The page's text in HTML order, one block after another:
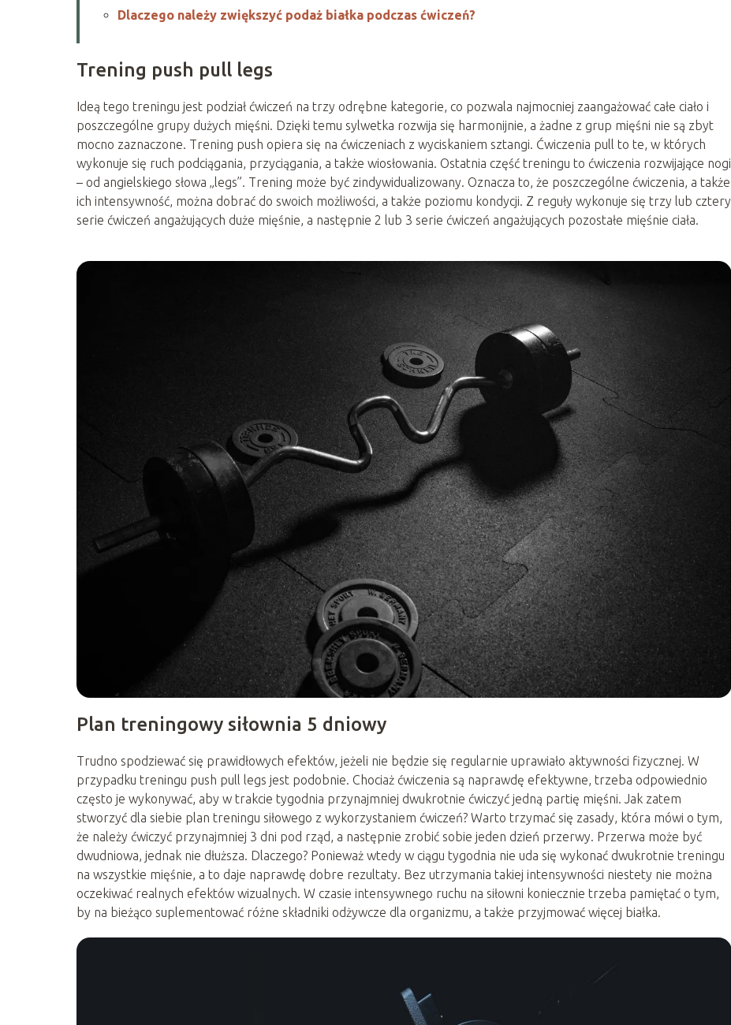
Dlaczego należy zwiększyć podaż białka podczas ćwiczeń?
Trening push pull legs
Ideą tego treningu jest podział ćwiczeń na trzy odrębne kategorie, co pozwala najmocniej zaangażować całe ciało i
poszczególne grupy dużych mięśni. Dzięki temu sylwetka rozwija się harmonijnie, a żadne z grup mięśni nie są zbyt
mocno zaznaczone. Trening push opiera się na ćwiczeniach z wyciskaniem sztangi. Ćwiczenia pull to te, w których
wykonuje się ruch podciągania, przyciągania, a także wiosłowania. Ostatnia część treningu to ćwiczenia rozwijające nogi
– od angielskiego słowa „legs”. Trening może być zindywidualizowany. Oznacza to, że poszczególne ćwiczenia, a także
ich intensywność, można dobrać do swoich możliwości, a także poziomu kondycji. Z reguły wykonuje się trzy lub cztery
serie ćwiczeń angażujących duże mięśnie, a następnie 2 lub 3 serie ćwiczeń angażujących pozostałe mięśnie ciała.
Plan treningowy siłownia 5 dniowy
Trudno spodziewać się prawidłowych efektów, jeżeli nie będzie się regularnie uprawiało aktywności fizycznej. W
przypadku treningu push pull legs jest podobnie. Chociaż ćwiczenia są naprawdę efektywne, trzeba odpowiednio
często je wykonywać, aby w trakcie tygodnia przynajmniej dwukrotnie ćwiczyć jedną partię mięśni. Jak zatem
stworzyć dla siebie plan treningu siłowego z wykorzystaniem ćwiczeń? Warto trzymać się zasady, która mówi o tym,
że należy ćwiczyć przynajmniej 3 dni pod rząd, a następnie zrobić sobie jeden dzień przerwy. Przerwa może być
dwudniowa, jednak nie dłuższa. Dlaczego? Ponieważ wtedy w ciągu tygodnia nie uda się wykonać dwukrotnie treningu
na wszystkie mięśnie, a to daje naprawdę dobre rezultaty. Bez utrzymania takiej intensywności niestety nie można
oczekiwać realnych efektów wizualnych. W czasie intensywnego ruchu na siłowni koniecznie trzeba pamiętać o tym,
by na bieżąco suplementować różne składniki odżywcze dla organizmu, a także przyjmować więcej białka.